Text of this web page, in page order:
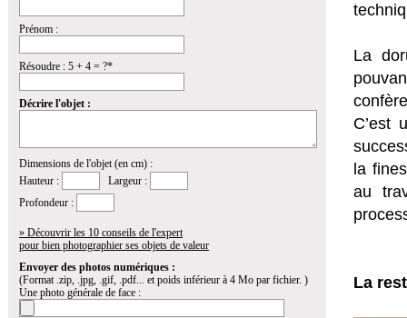
Prénom :
Résoudre : 5 + 4 = ?*
Décrire l'objet :
Dimensions de l'objet (en cm) :
Hauteur :
Largeur :
Profondeur :
» Découvrir les 10 conseils de l'expert
pour bien photographier ses objets de valeur
Envoyer des photos numériques :
(Format .zip, .jpg, .gif, .pdf... et poids inférieur à 4 Mo par fichier. )
Une photo générale de face :
La
C’est
la
au
La